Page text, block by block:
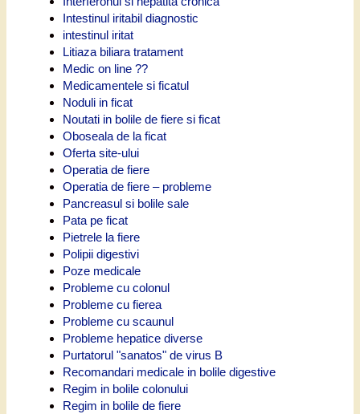
Intestinul iritabil diagnostic
intestinul iritat
Litiaza biliara tratament
Medic on line ??
Medicamentele si ficatul
Noduli in ficat
Noutati in bolile de fiere si ficat
Oboseala de la ficat
Oferta site-ului
Operatia de fiere
Operatia de fiere – probleme
Pancreasul si bolile sale
Pata pe ficat
Pietrele la fiere
Polipii digestivi
Poze medicale
Probleme cu colonul
Probleme cu fierea
Probleme cu scaunul
Probleme hepatice diverse
Purtatorul "sanatos" de virus B
Recomandari medicale in bolile digestive
Regim in bolile colonului
Regim in bolile de fiere